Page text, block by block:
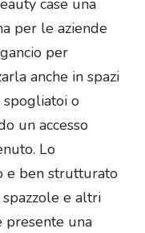
case una
per le aziende
per
anche in spazi
spogliatoi o
un accesso
Lo
e ben strutturato
e altri
presente una